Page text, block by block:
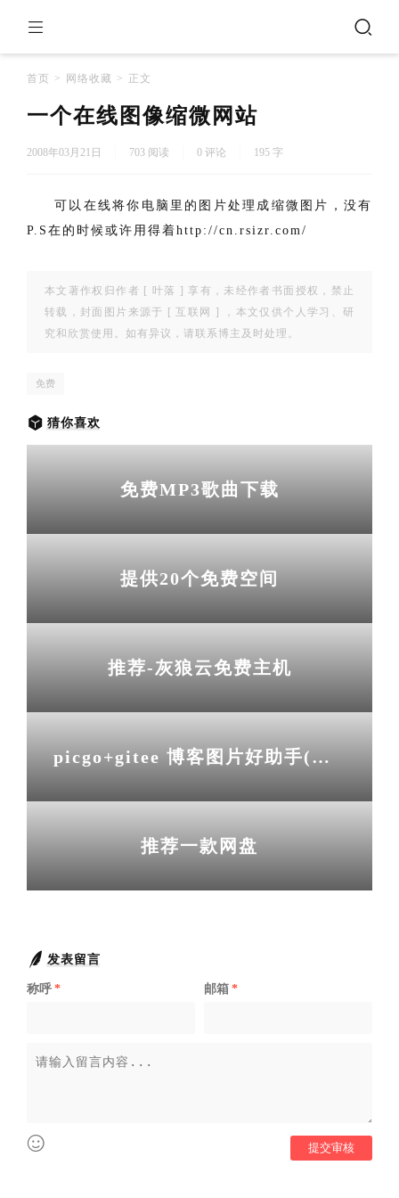
首页 > 网络收藏 > 正文
一个在线图像缩微网站
2008年03月21日 703 阅读 0 评论 195 字
可以在线将你电脑里的图片处理成缩微图片，没有
P.S在的时候或许用得着http://cn.rsizr.com/
本文著作权归作者 [ 叶落 ] 享有，未经作者书面授权，禁止
转载，封面图片来源于 [互联网
] ，本文仅供个人学习、研
究和欣赏使用。如有异议，请联系博主及时处理。
免费
猜你喜欢
免费MP3歌曲下载
提供20个免费空间
推荐-灰狼云免费主机
picgo+gitee 博客图片好助手(事实证明不是)
推荐一款网盘
发表留言
称呼 * 邮箱 *
提交审核